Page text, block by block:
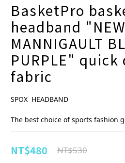
BasketPro
headband "NEW
MANNIGAULT
PURPLE"
fabric
SPOX  HEADBAND
The best choice of sports fashion
NT$480 NT$530